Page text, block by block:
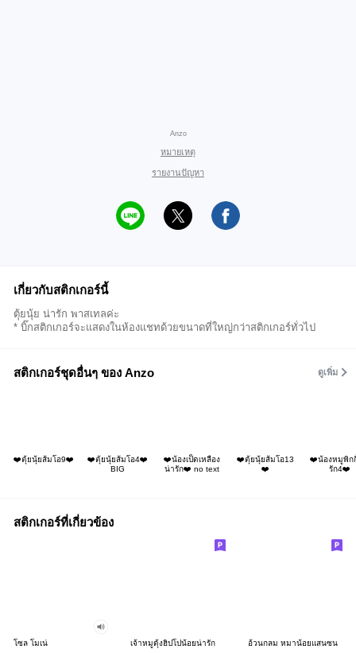
Anzo
หมายเหตุ
รายงานปัญหา
เกี่ยวกับสติกเกอร์นี้
ตุ้ยนุ้ย น่ารัก พาสเทลค่ะ
* บิ๊กสติกเกอร์จะแสดงในห้องแชทด้วยขนาดที่ใหญ่กว่าสติกเกอร์ทั่วไป
สติกเกอร์ชุดอื่นๆ ของ Anzo ดูเพิ่ม
❤️ตุ้ยนุ้ยส้มโอ9❤️
❤️ตุ้ยนุ้ยส้มโอ4❤️
BIG
❤️น้องเป็ดเหลือง
น่ารัก❤️ no text
❤️ตุ้ยนุ้ยส้มโอ13
❤️
❤️น้องหมูพิก
รัก4❤️
สติกเกอร์ที่เกี่ยวข้อง
โซล โมเน่ เจ้าหมูดุ้งฮิปโปน้อยน่ารัก อ้วนกลม หมาน้อยแสนซน